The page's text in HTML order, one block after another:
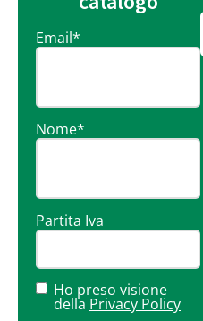
Email*
Nome*
Partita Iva
Ho preso visione
della Privacy Policy